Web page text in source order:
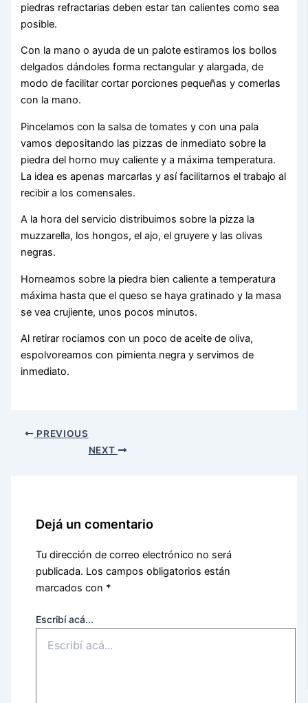
piedras refractarias deben estar tan calientes como sea
posible.
Con la mano o ayuda de un palote estiramos los bollos
delgados dándoles forma rectangular y alargada, de
modo de facilitar cortar porciones pequeñas y comerlas
con la mano.
Pincelamos con la salsa de tomates y con una pala
vamos depositando las pizzas de inmediato sobre la
piedra del horno muy caliente y a máxima temperatura.
La idea es apenas marcarlas y así facilitarnos el trabajo al
recibir a los comensales.
A la hora del servicio distribuimos sobre la pizza la
muzzarella, los hongos, el ajo, el gruyere y las olivas
negras.
Horneamos sobre la piedra bien caliente a temperatura
máxima hasta que el queso se haya gratinado y la masa
se vea crujiente, unos pocos minutos.
Al retirar rociamos con un poco de aceite de oliva,
espolvoreamos con pimienta negra y servimos de
inmediato.
PREVIOUS
NEXT
Dejá un comentario
Tu dirección de correo electrónico no será
publicada. Los campos obligatorios están
marcados con *
Escribí acá...